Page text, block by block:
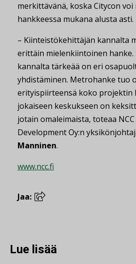
merkittävänä, koska Citycon voi
hankkeessa mukana alusta asti.
– Kiinteistökehittäjän kannalta
erittäin mielenkiintoinen
kannalta tärkeää on eri
yhdistäminen. Metrohanke tuo
erityispiirteensä koko projektin
jokaiseen keskukseen on
jotain omaleimaista, toteaa
Development Oy:n
Manninen.
www.ncc.fi
Jaa:
Lue lisää